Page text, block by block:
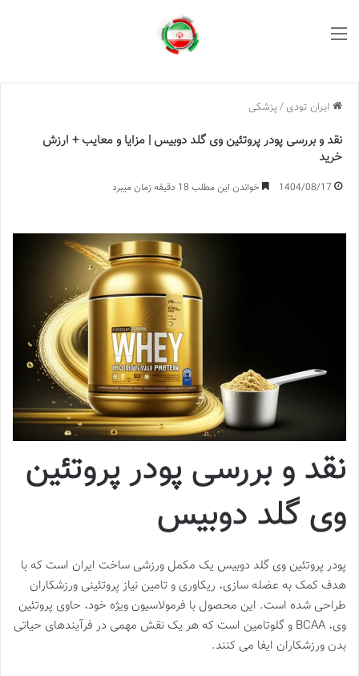
ایران تودی /پزشکی
نقد و بررسی پودر پروتئین وی گلد دوبیس | مزایا و معایب + ارزش
خرید
1404/08/17 خواندن این مطلب 18 دقیقه زمان میبرد
نقد و بررسی پودر پروتئین
وی گلد دوبیس
پودر پروتئین وی گلد دوبیس یک مکمل ورزشی ساخت ایران است که با
هدف کمک به عضله سازی، ریکاوری و تامین نیاز پروتئینی ورزشکاران
طراحی شده است. این محصول با فرمولاسیون ویژه خود، حاوی پروتئین
وی، BCAA و گلوتامین است که هر یک نقش مهمی در فرآیندهای حیاتی
بدن ورزشکاران ایفا می کنند.